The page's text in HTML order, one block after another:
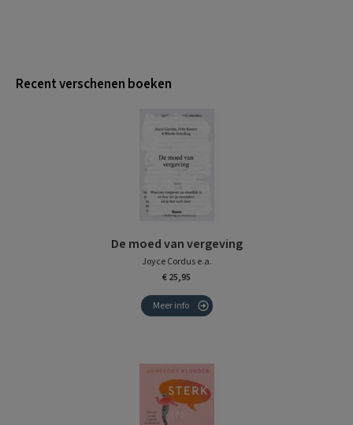
Recent verschenen boeken
De moed van vergeving
Joyce Cordus e.a.
€ 25,95
Meer info